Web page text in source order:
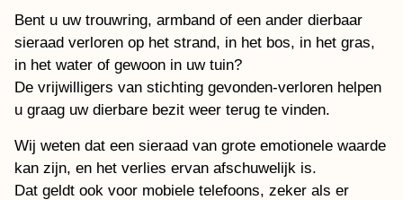
Bent u uw trouwring, armband of een ander dierbaar
sieraad verloren op het strand, in het bos, in het gras,
in het water of gewoon in uw tuin?
De vrijwilligers van stichting gevonden-verloren helpen
u graag uw dierbare bezit weer terug te vinden.
Wij weten dat een sieraad van grote emotionele waarde
kan zijn, en het verlies ervan afschuwelijk is.
Dat geldt ook voor mobiele telefoons, zeker als er